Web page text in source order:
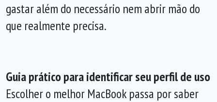
gastar além do necessário nem abrir mão do
que realmente precisa.
Guia prático para identificar seu perfil de uso
Escolher o melhor MacBook passa por saber